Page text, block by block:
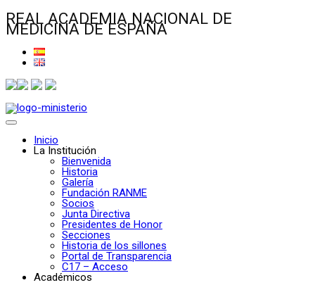
REAL ACADEMIA NACIONAL DE
MEDICINA DE ESPAÑA
Inicio
La Institución
Bienvenida
Historia
Galería
Fundación RANME
Socios
Junta Directiva
Presidentes de Honor
Secciones
Historia de los sillones
Portal de Transparencia
C17 – Acceso
Académicos